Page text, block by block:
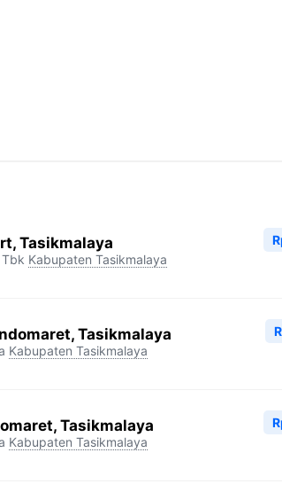
Tasikmalaya
Kabupaten Tasikmalaya
Tasikmalaya
Kabupaten Tasikmalaya
Tasikmalaya
Kabupaten Tasikmalaya